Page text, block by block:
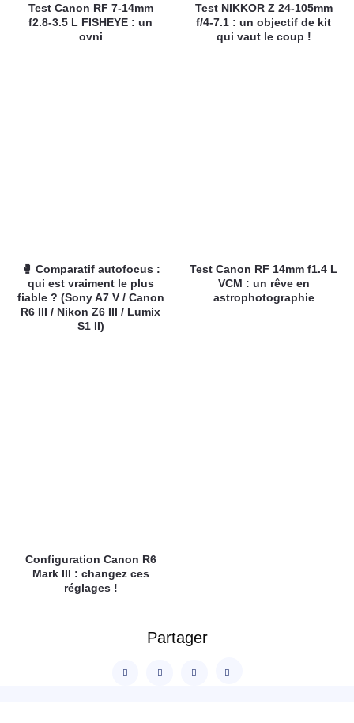
Test Canon RF 7-14mm
f2.8-3.5 L FISHEYE : un
ovni
Test NIKKOR Z 24-105mm
f/4-7.1 : un objectif de kit
qui vaut le coup !
🥊 Comparatif autofocus :
qui est vraiment le plus
fiable ? (Sony A7 V / Canon
R6 III / Nikon Z6 III / Lumix
S1 II)
Test Canon RF 14mm f1.4 L
VCM : un rêve en
astrophotographie
Configuration Canon R6
Mark III : changez ces
réglages !
Partager